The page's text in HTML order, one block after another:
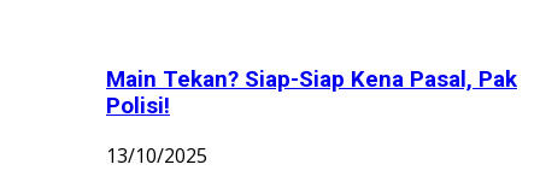
Main Tekan? Siap-Siap Kena Pasal, Pak
Polisi!
13/10/2025